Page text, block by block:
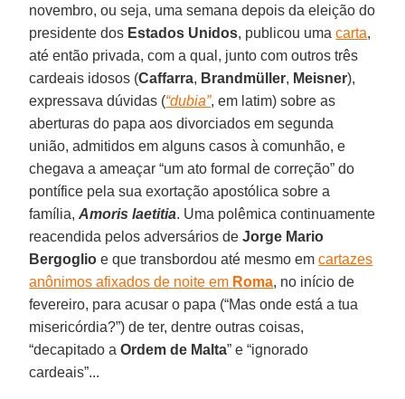
novembro, ou seja, uma semana depois da eleição do
presidente dos Estados Unidos, publicou umacarta,
até então privada, com a qual, junto com outros três
cardeais idosos (Caffarra, Brandmüller, Meisner),
expressava dúvidas (“dubia”, em latim) sobre as
aberturas do papa aos divorciados em segunda
união, admitidos em alguns casos à comunhão, e
chegava a ameaçar “um ato formal de correção” do
pontífice pela sua exortação apostólica sobre a
família,Amoris laetitia. Uma polêmica continuamente
reacendida pelos adversários deJorge Mario
Bergoglio e que transbordou até mesmo emcartazes
anônimos afixados de noite em Roma, no início de
fevereiro, para acusar o papa (“Mas onde está a tua
misericórdia?”) de ter, dentre outras coisas,
“decapitado aOrdem de Malta” e “ignorado
cardeais”...